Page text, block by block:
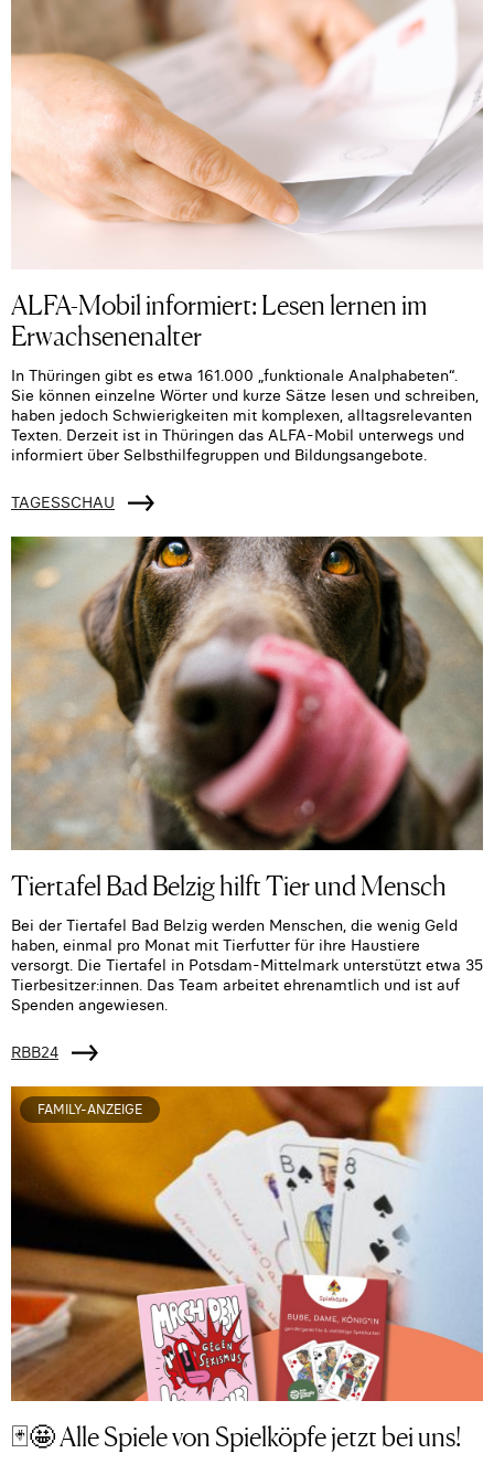
ALFA-Mobil informiert: Lesen lernen im
Erwachsenenalter
In Thüringen gibt es etwa 161.000 „funktionale Analphabeten“.
Sie können einzelne Wörter und kurze Sätze lesen und schreiben,
haben jedoch Schwierigkeiten mit komplexen, alltagsrelevanten
Texten. Derzeit ist in Thüringen das ALFA-Mobil unterwegs und
informiert über Selbsthilfegruppen und Bildungsangebote.
TAGESSCHAU
Tiertafel Bad Belzig hilft Tier und Mensch
Bei der Tiertafel Bad Belzig werden Menschen, die wenig Geld
haben, einmal pro Monat mit Tierfutter für ihre Haustiere
versorgt. Die Tiertafel in Potsdam-Mittelmark unterstützt etwa 35
Tierbesitzer:innen. Das Team arbeitet ehrenamtlich und ist auf
Spenden angewiesen.
RBB24
FAMILY-ANZEIGE
🃏🤩 Alle Spiele von Spielköpfe jetzt bei uns!